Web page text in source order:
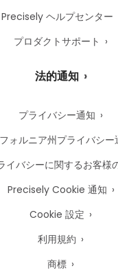
Precisely ヘルプセンター
プロダクトサポート
法的通知
プライバシー通知
ォルニア州プライバシー
イバシーに関するお客様
Precisely Cookie 通知
Cookie 設定
利用規約
商標